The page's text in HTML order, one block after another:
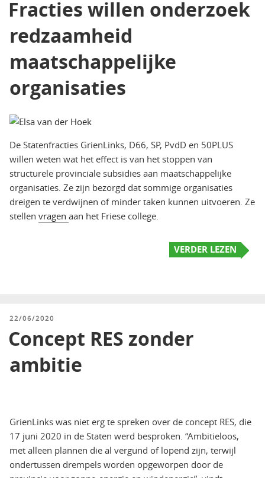
Fracties willen onderzoek
redzaamheid
maatschappelijke
organisaties
De Statenfracties GrienLinks, D66, SP, PvdD en 50PLUS
willen weten wat het effect is van het stoppen van
structurele provinciale subsidies aan maatschappelijke
organisaties. Ze zijn bezorgd dat sommige organisaties
dreigen te verdwijnen of minder taken kunnen uitvoeren. Ze
stellen vragen aan het Friese college.
VERDER LEZEN
GEPLAATST
22/06/2020
Concept RES zonder
ambitie
GrienLinks was niet erg te spreken over de concept RES, die
17 juni 2020 in de Staten werd besproken. “Ambitieloos,
met alleen plannen die al vergund of lopend zijn, terwijl
ondertussen drempels worden opgeworpen door de